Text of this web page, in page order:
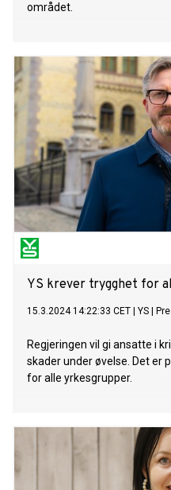
området.
YS krever trygghet for
15.3.2024 14:22:33 CET YS
Regjeringen vil gi ansatte i
skader under øvelse. Det er
for alle yrkesgrupper.